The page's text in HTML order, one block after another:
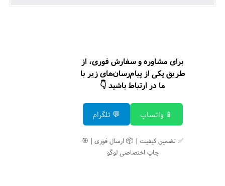
برای مشاوره و سفارش فوری، از
طریق یکی از پیام‌رسان‌های زیر با
ما در ارتباط باشید 👇
📱 واتساپ 💬 تلگرام
✅ تضمین کیفیت | 📦 ارسال فوری | 🎯
چاپ اختصاصی لوگو